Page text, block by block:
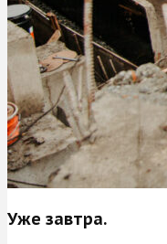
Уже завтра.